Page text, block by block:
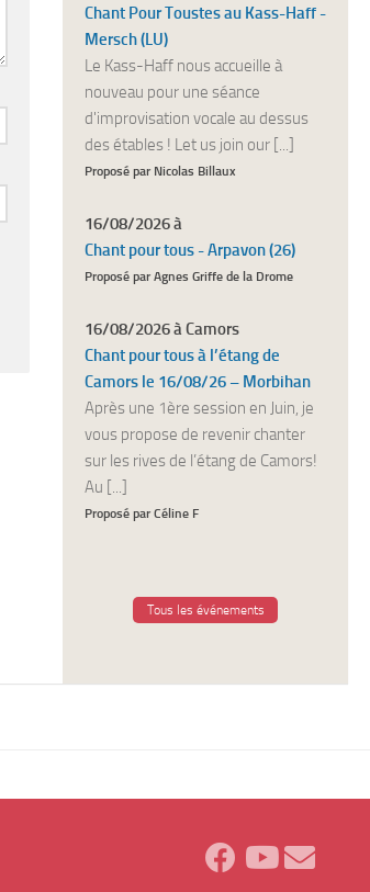
Chant Pour Toustes au Kass-Haff -
Mersch (LU)
Le Kass-Haff nous accueille à
nouveau pour une séance
d'improvisation vocale au dessus
des étables ! Let us join our [...]
Proposé par Nicolas Billaux
16/08/2026 à
Chant pour tous - Arpavon (26)
Proposé par Agnes Griffe de la Drome
16/08/2026 à Camors
Chant pour tous à l’étang de
Camors le 16/08/26 – Morbihan
Après une 1ère session en Juin, je
vous propose de revenir chanter
sur les rives de l’étang de Camors!
Au [...]
Proposé par Céline F
Tous les événements